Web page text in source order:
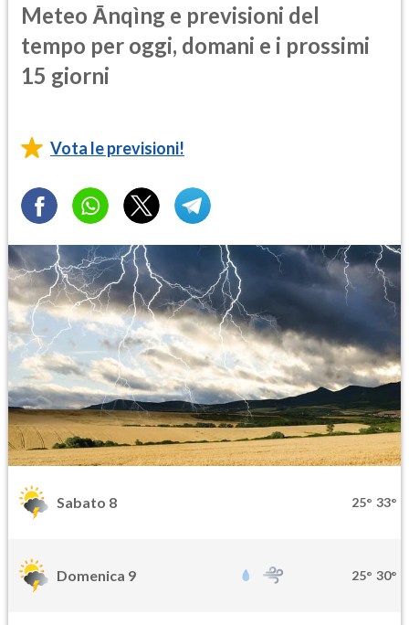
Meteo Ānqìng e previsioni del
tempo per oggi, domani e i prossimi
15 giorni
Vota le previsioni!
Sabato 8 25° 33°
Domenica 9 25° 30°